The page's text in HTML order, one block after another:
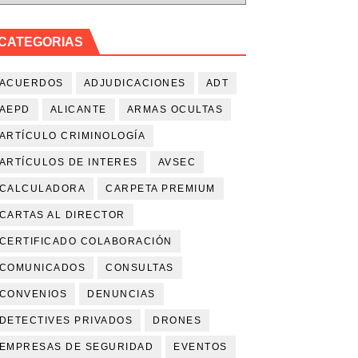
de otra empresa en RENFE
públicas
sus funciones
ACUERDOS ADJUDICACIONES ADT
AEPD ALICANTE ARMAS OCULTAS
ARTÍCULO CRIMINOLOGÍA
ARTÍCULOS DE INTERES AVSEC
CALCULADORA CARPETA PREMIUM
CARTAS AL DIRECTOR
CERTIFICADO COLABORACIÓN
COMUNICADOS CONSULTAS
CONVENIOS DENUNCIAS
DETECTIVES PRIVADOS DRONES
EMPRESAS DE SEGURIDAD EVENTOS